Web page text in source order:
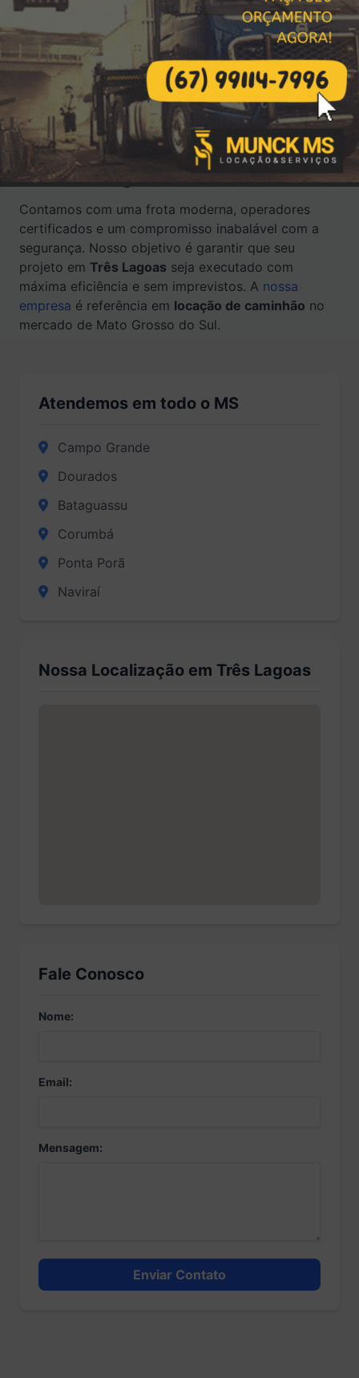
Por que escolher nossos serviços
em Três Lagoas?
Contamos com uma frota moderna, operadores
certificados e um compromisso inabalável com a
segurança. Nosso objetivo é garantir que seu
projeto em Três Lagoas seja executado com
máxima eficiência e sem imprevistos. A nossa
empresa é referência em locação de caminhão no
mercado de Mato Grosso do Sul.
Atendemos em todo o MS
Campo Grande
Dourados
Bataguassu
Corumbá
Ponta Porã
Naviraí
Nossa Localização em Três Lagoas
Fale Conosco
Nome:
Email:
Mensagem:
Enviar Contato